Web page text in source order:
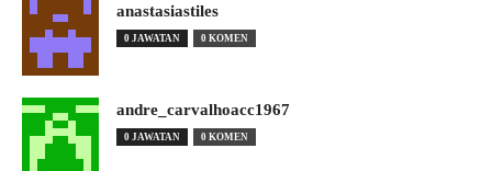
anastasiastiles
0 JAWATAN 0 KOMEN
andre_carvalhoacc1967
0 JAWATAN 0 KOMEN